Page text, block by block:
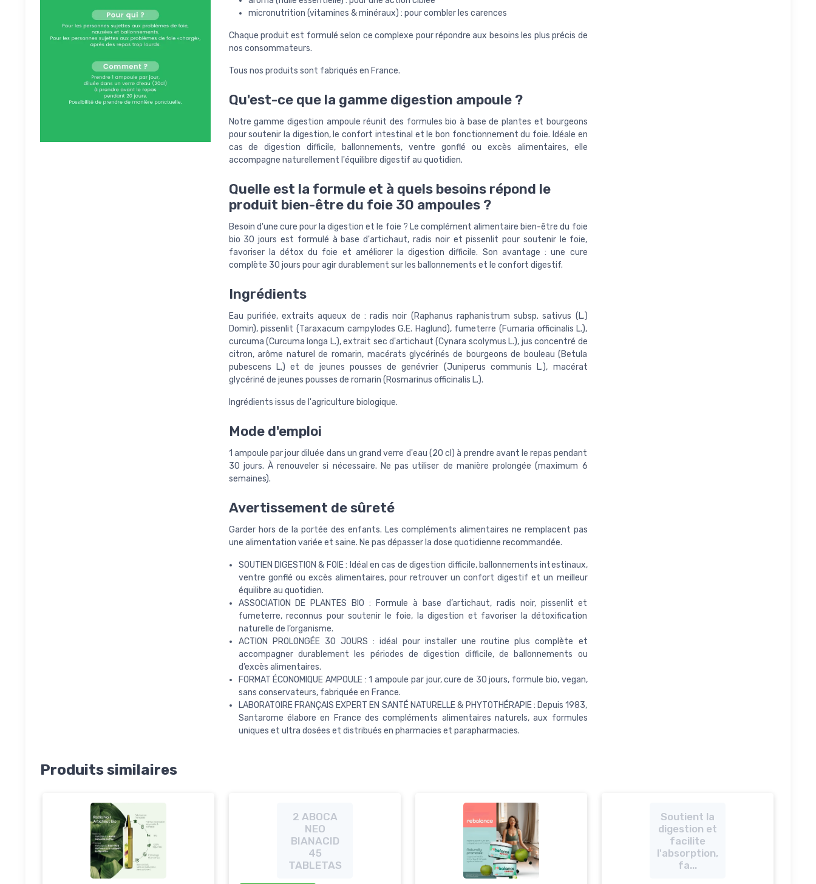
micronutrition (vitamines & minéraux) : pour combler les carences
Chaque produit est formulé selon ce complexe pour répondre aux besoins les plus précis de
nos consommateurs.
Tous nos produits sont fabriqués en France.
Qu'est-ce que la gamme digestion ampoule ?
Notre gamme digestion ampoule réunit des formules bio à base de plantes et bourgeons
pour soutenir la digestion, le confort intestinal et le bon fonctionnement du foie. Idéale en
cas de digestion difficile, ballonnements, ventre gonflé ou excès alimentaires, elle
accompagne naturellement l'équilibre digestif au quotidien.
Quelle est la formule et à quels besoins répond le
produit bien-être du foie 30 ampoules ?
Besoin d'une cure pour la digestion et le foie ? Le complément alimentaire bien-être du foie
bio 30 jours est formulé à base d'artichaut, radis noir et pissenlit pour soutenir le foie,
favoriser la détox du foie et améliorer la digestion difficile. Son avantage : une cure
complète 30 jours pour agir durablement sur les ballonnements et le confort digestif.
Ingrédients
Eau purifiée, extraits aqueux de : radis noir (Raphanus raphanistrum subsp. sativus (L.)
Domin), pissenlit (Taraxacum campylodes G.E. Haglund), fumeterre (Fumaria officinalis L.),
curcuma (Curcuma longa L.), extrait sec d'artichaut (Cynara scolymus L.), jus concentré de
citron, arôme naturel de romarin, macérats glycérinés de bourgeons de bouleau (Betula
pubescens L.) et de jeunes pousses de genévrier (Juniperus communis L.), macérat
glycériné de jeunes pousses de romarin (Rosmarinus officinalis L.).
Ingrédients issus de l'agriculture biologique.
Mode d'emploi
1 ampoule par jour diluée dans un grand verre d'eau (20 cl) à prendre avant le repas pendant
30 jours. À renouveler si nécessaire. Ne pas utiliser de manière prolongée (maximum 6
semaines).
Avertissement de sûreté
Garder hors de la portée des enfants. Les compléments alimentaires ne remplacent pas
une alimentation variée et saine. Ne pas dépasser la dose quotidienne recommandée.
SOUTIEN DIGESTION & FOIE : Idéal en cas de digestion difficile, ballonnements intestinaux,
ventre gonflé ou excès alimentaires, pour retrouver un confort digestif et un meilleur
équilibre au quotidien.
ASSOCIATION DE PLANTES BIO : Formule à base d’artichaut, radis noir, pissenlit et
fumeterre, reconnus pour soutenir le foie, la digestion et favoriser la détoxification
naturelle de l’organisme.
ACTION PROLONGÉE 30 JOURS : idéal pour installer une routine plus complète et
accompagner durablement les périodes de digestion difficile, de ballonnements ou
d’excès alimentaires.
FORMAT ÉCONOMIQUE AMPOULE : 1 ampoule par jour, cure de 30 jours, formule bio, vegan,
sans conservateurs, fabriquée en France.
LABORATOIRE FRANÇAIS EXPERT EN SANTÉ NATURELLE & PHYTOTHÉRAPIE : Depuis 1983,
Santarome élabore en France des compléments alimentaires naturels, aux formules
uniques et ultra dosées et distribués en pharmacies et parapharmacies.
Produits similaires
2 ABOCA
NEO
BIANACID
45
TABLETAS
Soutient la
digestion et
facilite
l'absorption,
fa...